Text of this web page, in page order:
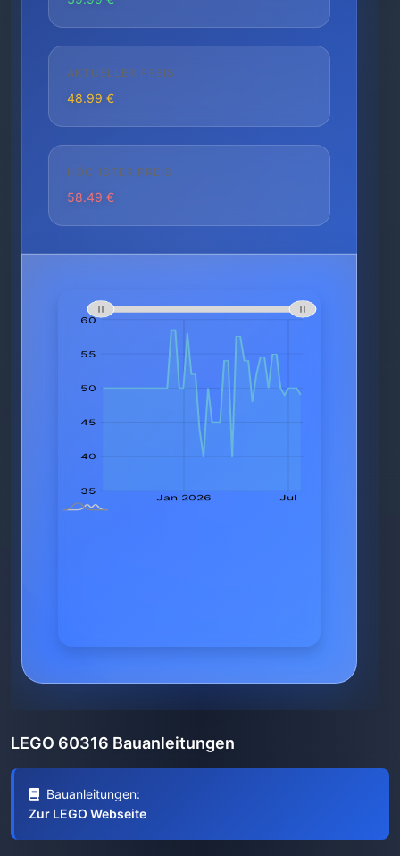
AKTUELLER PREIS
48.99 €
HÖCHSTER PREIS
58.49 €
LEGO 60316 Bauanleitungen
Bauanleitungen:
Zur LEGO Webseite